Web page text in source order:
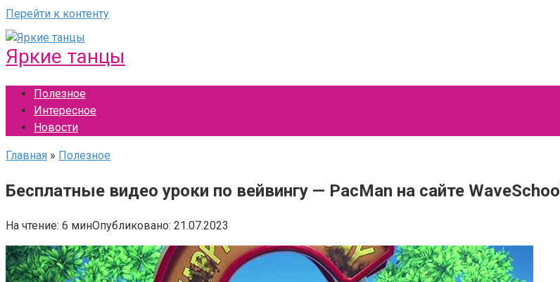
Перейти к контенту
Яркие танцы
Полезное
Интересное
Новости
Главная » Полезное
Бесплатные видео уроки по вейвингу — PacMan на сайте WaveSchool
На чтение: 6 минОпубликовано: 21.07.2023